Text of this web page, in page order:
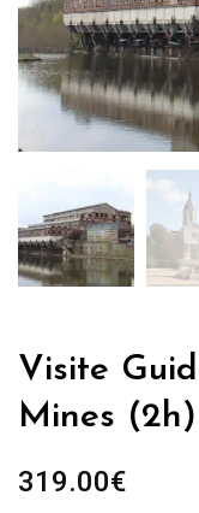
Visite
Mines (2h)
319.00€